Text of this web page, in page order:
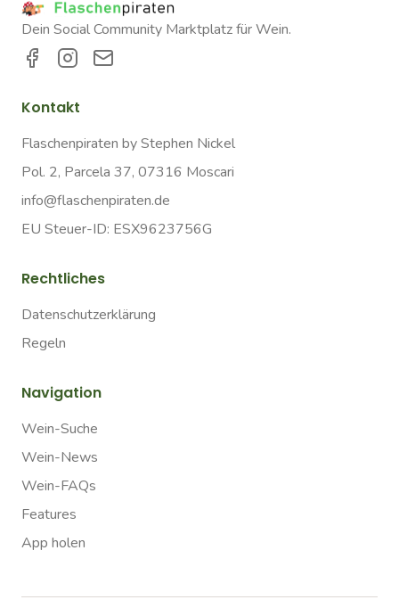
Dein Social Community Marktplatz für Wein.
Kontakt
Flaschenpiraten by Stephen Nickel
Pol. 2, Parcela 37, 07316 Moscari
info@flaschenpiraten.de
EU Steuer-ID: ESX9623756G
Rechtliches
Datenschutzerklärung
Regeln
Navigation
Wein-Suche
Wein-News
Wein-FAQs
Features
App holen